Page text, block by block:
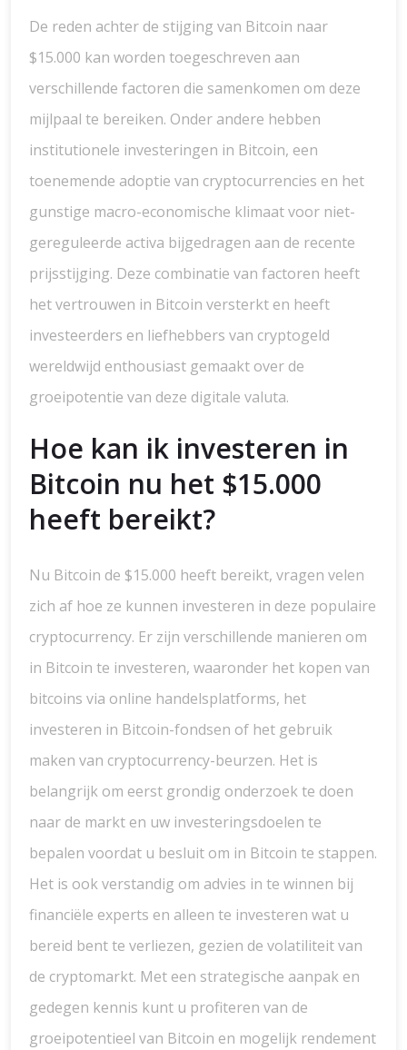
De reden achter de stijging van Bitcoin naar
$15.000 kan worden toegeschreven aan
verschillende factoren die samenkomen om deze
mijlpaal te bereiken. Onder andere hebben
institutionele investeringen in Bitcoin, een
toenemende adoptie van cryptocurrencies en het
gunstige macro-economische klimaat voor niet-
gereguleerde activa bijgedragen aan de recente
prijsstijging. Deze combinatie van factoren heeft
het vertrouwen in Bitcoin versterkt en heeft
investeerders en liefhebbers van cryptogeld
wereldwijd enthousiast gemaakt over de
groeipotentie van deze digitale valuta.
Hoe kan ik investeren in
Bitcoin nu het $15.000
heeft bereikt?
Nu Bitcoin de $15.000 heeft bereikt, vragen velen
zich af hoe ze kunnen investeren in deze populaire
cryptocurrency. Er zijn verschillende manieren om
in Bitcoin te investeren, waaronder het kopen van
bitcoins via online handelsplatforms, het
investeren in Bitcoin-fondsen of het gebruik
maken van cryptocurrency-beurzen. Het is
belangrijk om eerst grondig onderzoek te doen
naar de markt en uw investeringsdoelen te
bepalen voordat u besluit om in Bitcoin te stappen.
Het is ook verstandig om advies in te winnen bij
financiële experts en alleen te investeren wat u
bereid bent te verliezen, gezien de volatiliteit van
de cryptomarkt. Met een strategische aanpak en
gedegen kennis kunt u profiteren van de
groeipotentieel van Bitcoin en mogelijk rendement